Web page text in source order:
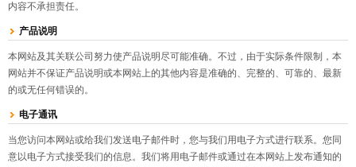
内容不承担责任。
产品说明
本网站及其关联公司努力使产品说明尽可能准确。不过，由于实际条件限制，本
网站并不保证产品说明或本网站上的其他内容是准确的、完整的、可靠的、最新
的或无任何错误的。
电子通讯
当您访问本网站或给我们发送电子邮件时，您与我们用电子方式进行联系。您同
意以电子方式接受我们的信息。我们将用电子邮件或通过在本网站上发布通知的